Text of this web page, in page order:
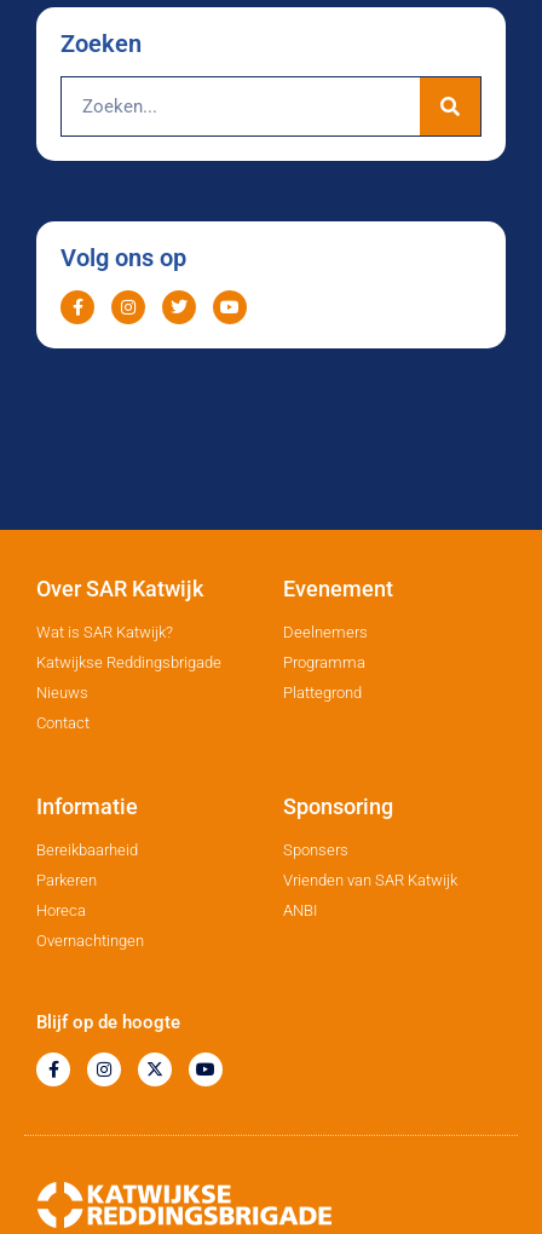
Zoeken
Volg ons op
Over SAR Katwijk
Wat is SAR Katwijk?
Katwijkse Reddingsbrigade
Nieuws
Contact
Evenement
Deelnemers
Programma
Plattegrond
Informatie
Bereikbaarheid
Parkeren
Horeca
Overnachtingen
Sponsoring
Sponsers
Vrienden van SAR Katwijk
ANBI
Blijf op de hoogte